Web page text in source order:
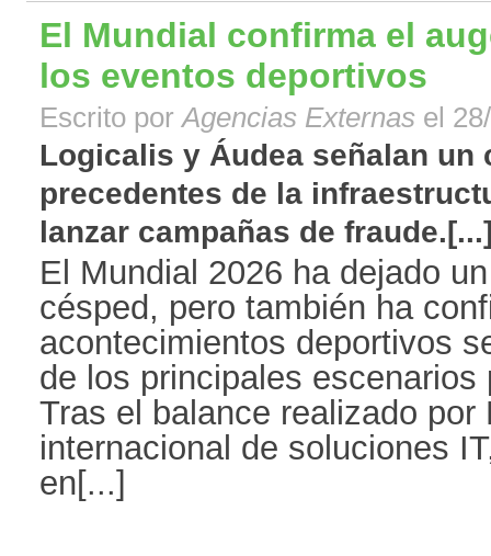
El Mundial confirma el
los eventos deportivos
Escrito porAgencias Externas el
Logicalis y Áudea señalan un
precedentes de la
lanzar campañas de
El Mundial 2026 ha dejado
césped, pero también ha
acontecimientos deportivos
de los principales escenarios
Tras el balance realizado
internacional de soluciones
en[...]